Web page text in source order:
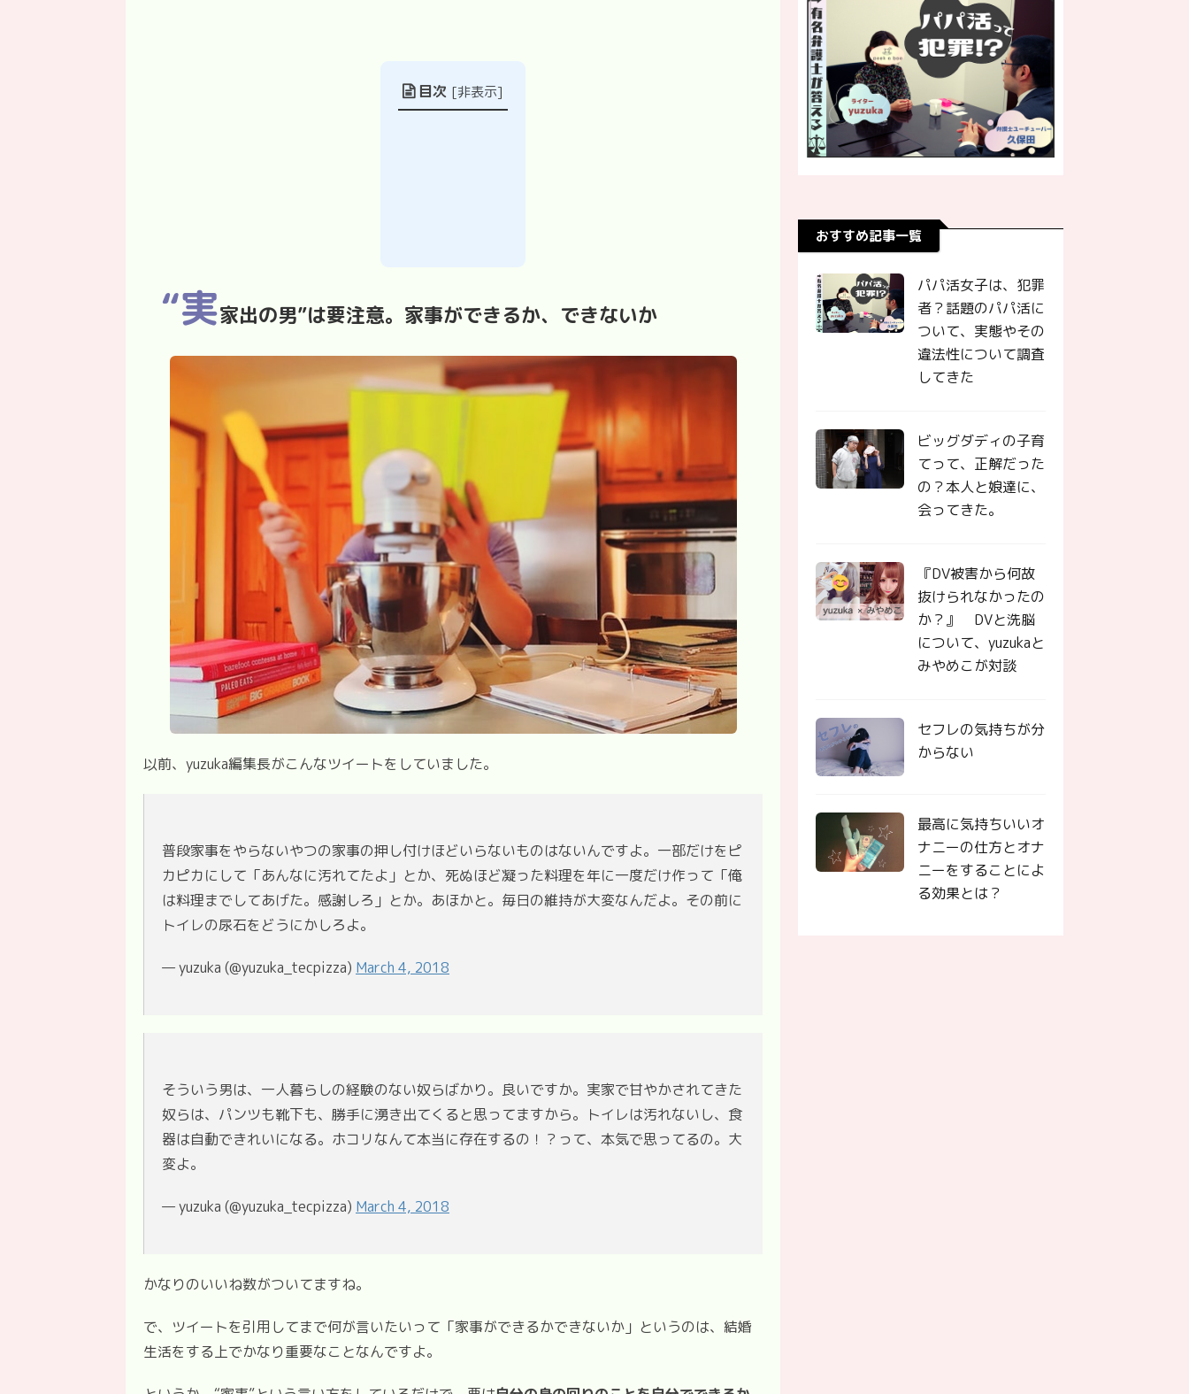
目次 [非表示]
“実家出の男”は要注意。家事ができるか、できないか
以前、yuzuka編集長がこんなツイートをしていました。
普段家事をやらないやつの家事の押し付けほどいらないものはないんですよ。一部だけをピ
カピカにして「あんなに汚れてたよ」とか、死ぬほど凝った料理を年に一度だけ作って「俺
は料理までしてあげた。感謝しろ」とか。あほかと。毎日の維持が大変なんだよ。その前に
トイレの尿石をどうにかしろよ。
— yuzuka (@yuzuka_tecpizza) March 4, 2018
そういう男は、一人暮らしの経験のない奴らばかり。良いですか。実家で甘やかされてきた
奴らは、パンツも靴下も、勝手に湧き出てくると思ってますから。トイレは汚れないし、食
器は自動できれいになる。ホコリなんて本当に存在するの！？って、本気で思ってるの。大
変よ。
— yuzuka (@yuzuka_tecpizza) March 4, 2018
かなりのいいね数がついてますね。
で、ツイートを引用してまで何が言いたいって「家事ができるかできないか」というのは、結婚
生活をする上でかなり重要なことなんですよ。
おすすめ記事一覧
パパ活女子は、犯罪
者？話題のパパ活に
ついて、実態やその
違法性について調査
してきた
ビッグダディの子育
てって、正解だった
の？本人と娘達に、
会ってきた。
『DV被害から何故
抜けられなかったの
か？』 DVと洗脳
について、yuzukaと
みやめこが対談
セフレの気持ちが分
からない
最高に気持ちいいオ
ナニーの仕方とオナ
ニーをすることによ
る効果とは？